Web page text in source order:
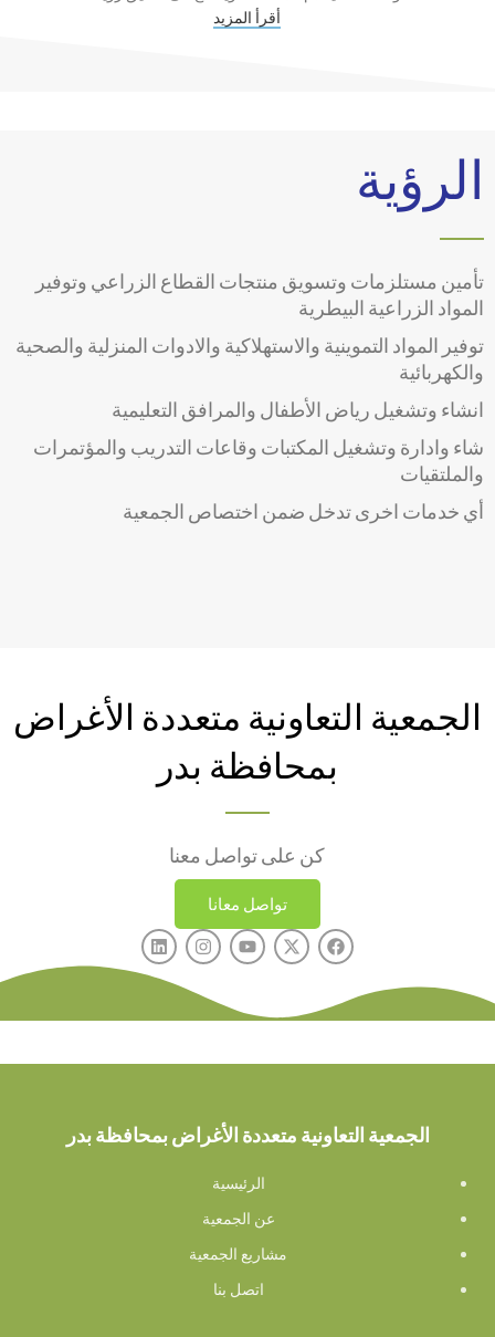
أقرأ المزيد
الرؤية
تأمين مستلزمات وتسويق منتجات القطاع الزراعي وتوفير
المواد الزراعية البيطرية
توفير المواد التموينية والاستهلاكية والادوات المنزلية والصحية
والكهربائية
انشاء وتشغيل رياض الأطفال والمرافق التعليمية
شاء وادارة وتشغيل المكتبات وقاعات التدريب والمؤتمرات
والملتقيات
أي خدمات اخرى تدخل ضمن اختصاص الجمعية
الجمعية التعاونية متعددة الأغراض
بمحافظة بدر
كن على تواصل معنا
تواصل معانا
الجمعية التعاونية متعددة الأغراض بمحافظة بدر
الرئيسية
عن الجمعية
مشاريع الجمعية
اتصل بنا